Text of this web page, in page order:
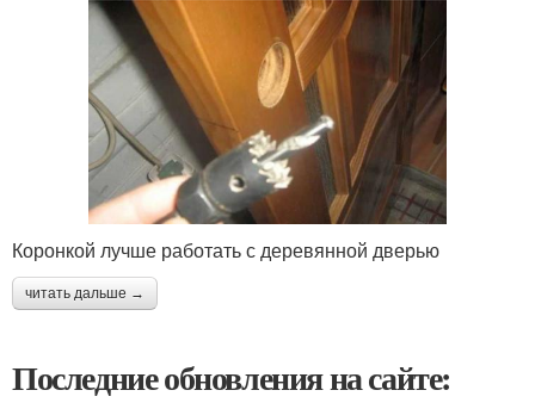
Коронкой лучше работать с деревянной дверью
читать дальше →
Последние обновления на сайте: